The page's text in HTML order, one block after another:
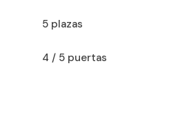
5 plazas
4 / 5 puertas